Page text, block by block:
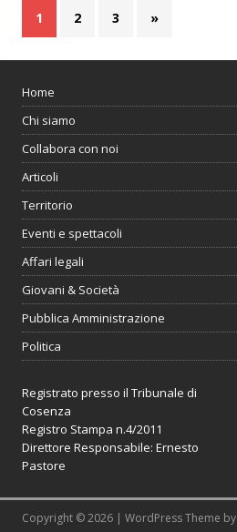
1 2 3 »
Home
Chi siamo
Collabora con noi
Articoli
Territorio
Eventi e spettacoli
Affari legali
Giovani & Società
Pubblica Amministrazione
Politica
Registrato presso il Tribunale di
Cosenza
Registro Stampa n.4/2011
Direttore Responsabile: Ernesto
Pastore
Copyright © 2026 | WordPress Theme by